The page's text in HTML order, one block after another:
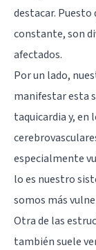
destacar.
constante, son
afectados.
Por un lado,
manifestar esta
taquicardia y, en
especialmente
lo es nuestro
somos más
Otra de las
también suele